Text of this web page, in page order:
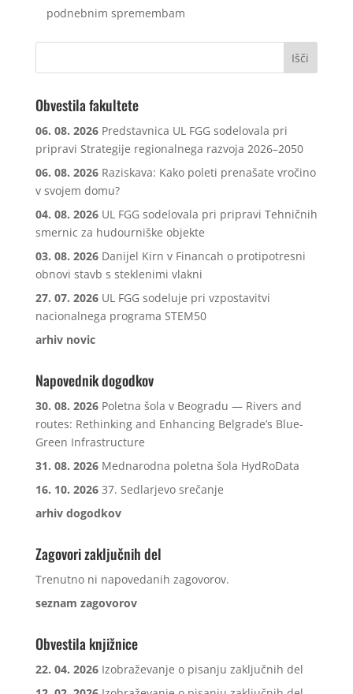
podnebnim spremembam
Obvestila fakultete
06. 08. 2026 Predstavnica UL FGG sodelovala pri
pripravi Strategije regionalnega razvoja 2026–2050
06. 08. 2026 Raziskava: Kako poleti prenašate vročino
v svojem domu?
04. 08. 2026 UL FGG sodelovala pri pripravi Tehničnih
smernic za hudourniške objekte
03. 08. 2026 Danijel Kirn v Financah o protipotresni
obnovi stavb s steklenimi vlakni
27. 07. 2026 UL FGG sodeluje pri vzpostavitvi
nacionalnega programa STEM50
arhiv novic
Napovednik dogodkov
30. 08. 2026 Poletna šola v Beogradu — Rivers and
routes: Rethinking and Enhancing Belgrade’s Blue-
Green Infrastructure
31. 08. 2026 Mednarodna poletna šola HydRoData
16. 10. 2026 37. Sedlarjevo srečanje
arhiv dogodkov
Zagovori zaključnih del
Trenutno ni napovedanih zagovorov.
seznam zagovorov
Obvestila knjižnice
22. 04. 2026 Izobraževanje o pisanju zaključnih del